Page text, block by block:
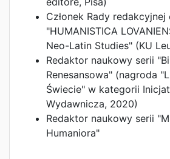
Członek Rady redakcyjnej
"HUMANISTICA
Neo-Latin Studies" (KU
Redaktor naukowy serii
Renesansowa" (nagroda
Świecie" w kategorii
Wydawnicza, 2020)
Redaktor naukowy serii
Humaniora"